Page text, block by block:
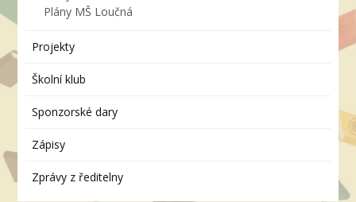
Plány MŠ Loučná
Projekty
Školní klub
Sponzorské dary
Zápisy
Zprávy z ředitelny